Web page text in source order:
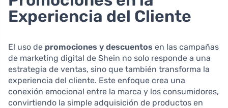
Experiencia del Cliente
El uso de promociones y descuentos en las campañas
de marketing digital de Shein no solo responde a una
estrategia de ventas, sino que también transforma la
experiencia del cliente. Este enfoque crea una
conexión emocional entre la marca y los consumidores,
convirtiendo la simple adquisición de productos en